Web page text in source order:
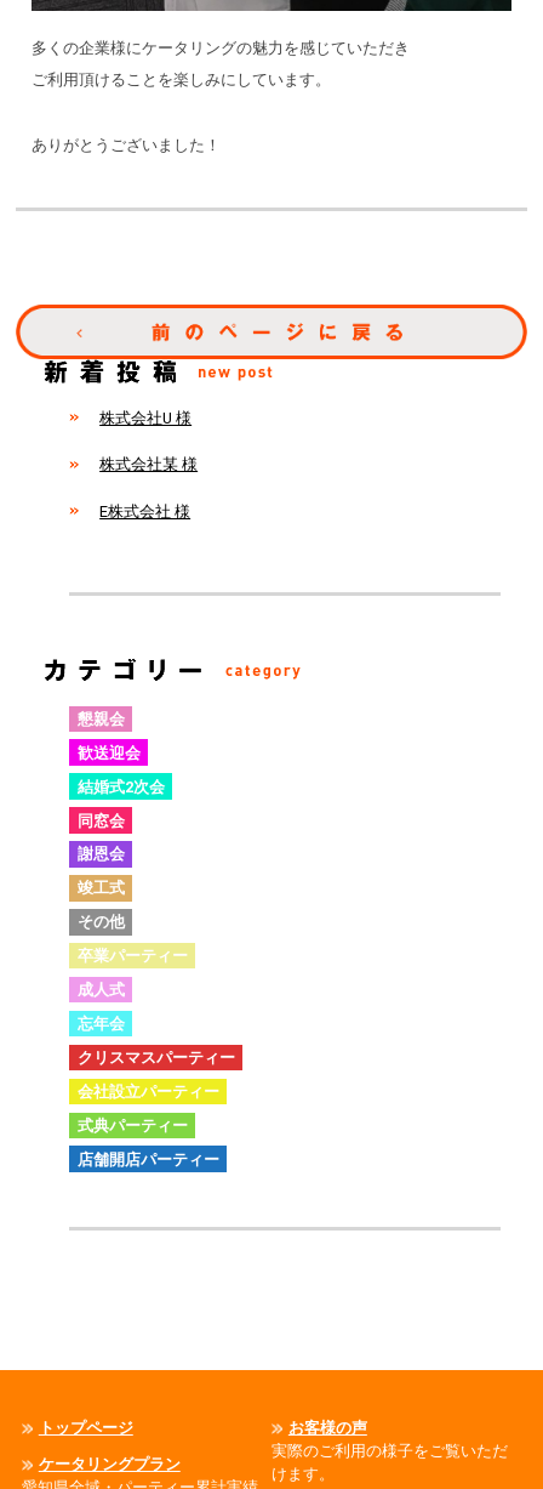
多くの企業様にケータリングの魅力を感じていただき
ご利用頂けることを楽しみにしています。
ありがとうございました！
株式会社U 様
株式会社某 様
E株式会社 様
懇親会
歓送迎会
結婚式2次会
同窓会
謝恩会
竣工式
その他
卒業パーティー
成人式
忘年会
クリスマスパーティー
会社設立パーティー
式典パーティー
店舗開店パーティー
トップページ
ケータリングプラン
お客様の声
実際のご利用の様子をご覧いただ
けます。